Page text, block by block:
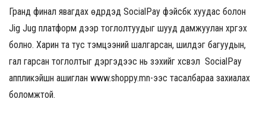
Гранд финал явагдах өдрүүдэд SocialPay фэйсбүүк хуудас болон
Jig Jug платформ дээр тоглолтуудыг шууд дамжуулан хүргэх
болно. Харин та тус тэмцээний шалгарсан, шилдэг багуудын,
гал гарсан тоглолтыг дэргэдээс нь үзэхийг хүсвэл SocialPay
аппликэйшн ашиглан www.shoppy.mn-ээс тасалбараа захиалах
боломжтой.